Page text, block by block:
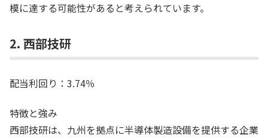
模に達する可能性があると考えられています。
2. 西部技研
配当利回り：3.74％
特徴と強み
西部技研は、九州を拠点に半導体製造設備を提供する企業